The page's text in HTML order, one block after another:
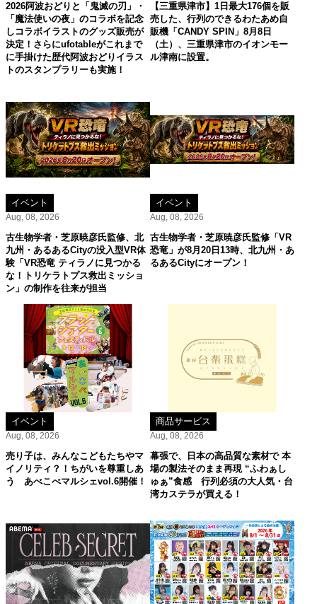
2026阿波おどりと「鬼滅の刃」・
「魔法使いの夜」のコラボを記念
しコラボイラストのグッズ販売が
決定！さらにufotableがこれまで
に手掛けた歴代阿波おどりイラス
トのスタンプラリーも実施！
【三重県津市】1日最大176個を販
売した、行列のできるわたあめ自
販機「CANDY SPIN」8月8日
（土）、三重県津市のイオンモー
ル津南に設置。
イベント
Aug, 08, 2026
古生物学者・芝原暁彦氏監修、北
九州・あるあるCityの没入型VR体
験「VR恐竜 ティラノに見つかる
な！トリケラトプス救出ミッショ
ン」の制作を往来が担当
イベント
Aug, 08, 2026
古生物学者・芝原暁彦氏監修「VR
恐竜」が8月20日13時、北九州・あ
るあるCityにオープン！
イベント
Aug, 08, 2026
売り子は、みんなこどもたちやマ
イノリティ？！ちがいを尊重しあ
う あべこべマルシェvol.6開催！
商品サービス
Aug, 08, 2026
幕張で、日本の高品質な素材で 本
場の製法そのまま再現 “ふわぁし
ゅぁ”食感 行列必須の大人気・台
湾カステラが買える！